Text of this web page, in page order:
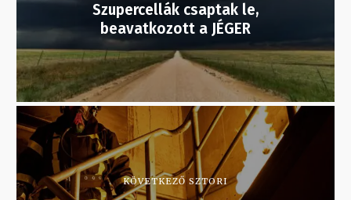
Szupercellák csaptak le,
beavatkozott a JÉGER
KÖVETKEZŐ SZTORI